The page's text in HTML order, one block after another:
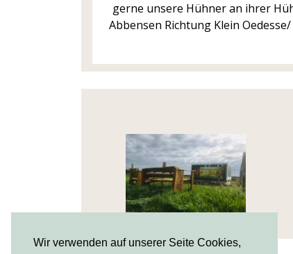
Wir verwenden auf unserer Seite Cookies,
gerne unsere Hühner an ihrer
Abbensen Richtung Klein